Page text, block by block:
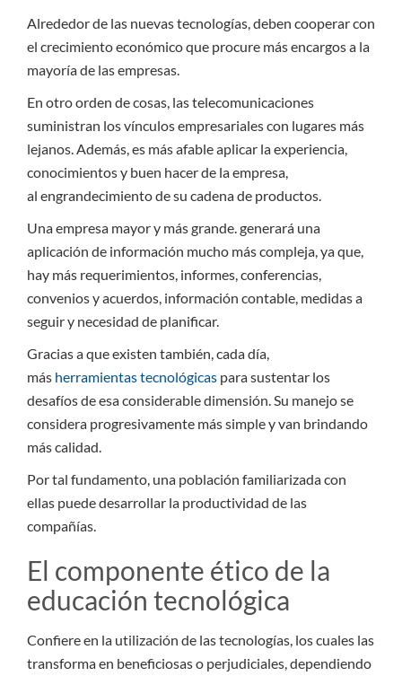
Alrededor de las nuevas tecnologías, deben cooperar con
el crecimiento económico que procure más encargos a la
mayoría de las empresas.
En otro orden de cosas, las telecomunicaciones
suministran los vínculos empresariales con lugares más
lejanos. Además, es más afable aplicar la experiencia,
conocimientos y buen hacer de la empresa,
al engrandecimiento de su cadena de productos.
Una empresa mayor y más grande. generará una
aplicación de información mucho más compleja, ya que,
hay más requerimientos, informes, conferencias,
convenios y acuerdos, información contable, medidas a
seguir y necesidad de planificar.
Gracias a que existen también, cada día,
más herramientas tecnológicas para sustentar los
desafíos de esa considerable dimensión. Su manejo se
considera progresivamente más simple y van brindando
más calidad.
Por tal fundamento, una población familiarizada con
ellas puede desarrollar la productividad de las
compañías.
El componente ético de la
educación tecnológica
Confiere en la utilización de las tecnologías, los cuales las
transforma en beneficiosas o perjudiciales, dependiendo